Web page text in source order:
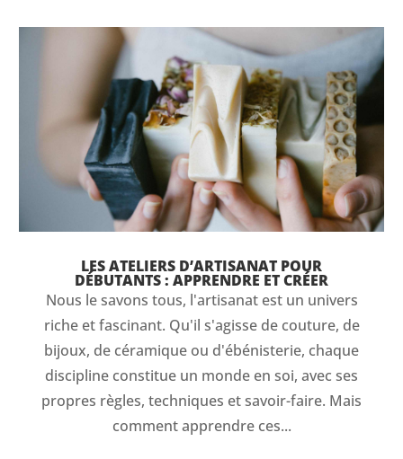
LES ATELIERS D’ARTISANAT POUR
DÉBUTANTS : APPRENDRE ET CRÉER
Nous le savons tous, l'artisanat est un univers
riche et fascinant. Qu'il s'agisse de couture, de
bijoux, de céramique ou d'ébénisterie, chaque
discipline constitue un monde en soi, avec ses
propres règles, techniques et savoir-faire. Mais
comment apprendre ces...